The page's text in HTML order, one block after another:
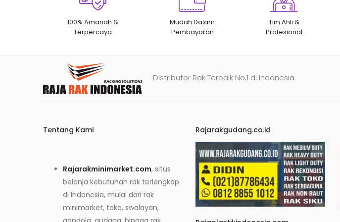
100% Amanah &
Terpercaya
Mudah Dalam
Pembayaran
Tim Ahli &
Profesional
Distributor Rak Terbaik No.1 di Indonesia
Tentang Kami
Rajarakminimarket.com, situs
belanja kebutuhan rak terlengkap
di Indonesia, mulai dari rak
minimarket, toko, swalayan,
Rajarakgudang.co.id